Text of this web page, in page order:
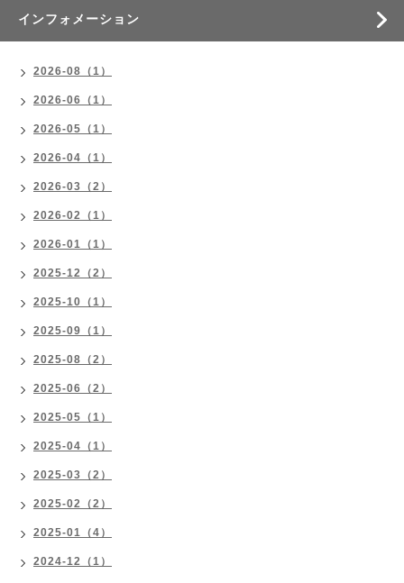
インフォメーション
2026-08（1）
2026-06（1）
2026-05（1）
2026-04（1）
2026-03（2）
2026-02（1）
2026-01（1）
2025-12（2）
2025-10（1）
2025-09（1）
2025-08（2）
2025-06（2）
2025-05（1）
2025-04（1）
2025-03（2）
2025-02（2）
2025-01（4）
2024-12（1）